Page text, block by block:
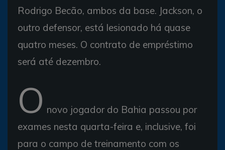
Rodrigo Becão, ambos da base. Jackson, o
outro defensor, está lesionado há quase
quatro meses. O contrato de empréstimo
será até dezembro.
O novo jogador do Bahia passou por
exames nesta quarta-feira e, inclusive, foi
para o campo de treinamento com os